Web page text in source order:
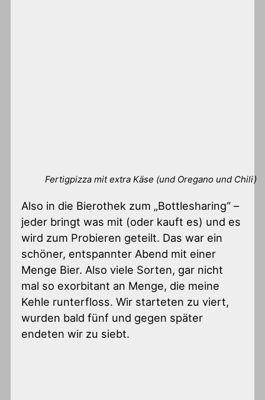
Fertigpizza mit extra Käse (und Oregano und Chili)
Also in die Bierothek zum „Bottlesharing“ –
jeder bringt was mit (oder kauft es) und es
wird zum Probieren geteilt. Das war ein
schöner, entspannter Abend mit einer
Menge Bier. Also viele Sorten, gar nicht
mal so exorbitant an Menge, die meine
Kehle runterfloss. Wir starteten zu viert,
wurden bald fünf und gegen später
endeten wir zu siebt.